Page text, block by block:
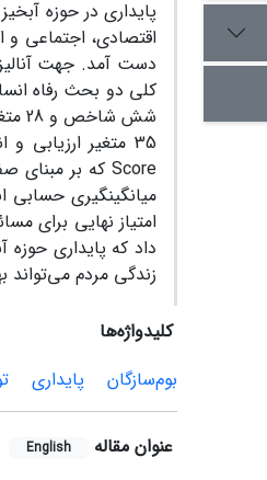
اقتصادی، اجتماعی
زندگی مردم می‌تواند
کلیدواژه‌ها
بوم‌سازگان
پایداری
عنوان مقاله English